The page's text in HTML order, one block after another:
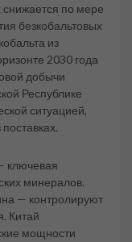
снижается по мере
безкобальтовых
из
2030 года
добычи
Республике
ситуацией,
ключевая
минералов.
— контролируют
Китай
мощности